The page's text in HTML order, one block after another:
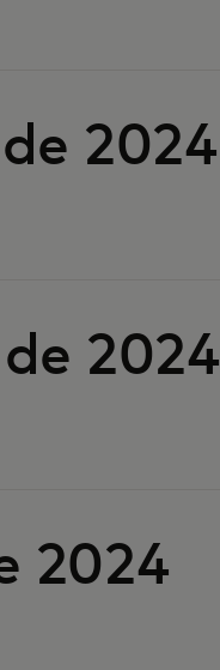
2024
2024
2024